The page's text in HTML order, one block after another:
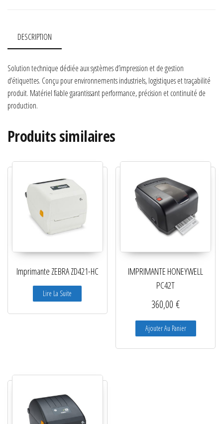
DESCRIPTION
Solution technique dédiée aux systèmes d’impression et de gestion
d’étiquettes. Conçu pour environnements industriels, logistiques et traçabilité
produit. Matériel fiable garantissant performance, précision et continuité de
production.
Produits similaires
Imprimante ZEBRA ZD421-HC
Lire La Suite
IMPRIMANTE HONEYWELL
PC42T
360,00€
Ajouter Au Panier